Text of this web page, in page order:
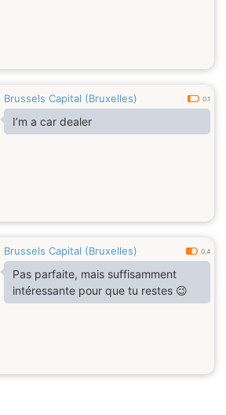
Brussels Capital (Bruxelles) 0.1
I’m a car dealer
Brussels Capital (Bruxelles) 0.4
Pas parfaite, mais suffisamment
intéressante pour que tu restes 😉